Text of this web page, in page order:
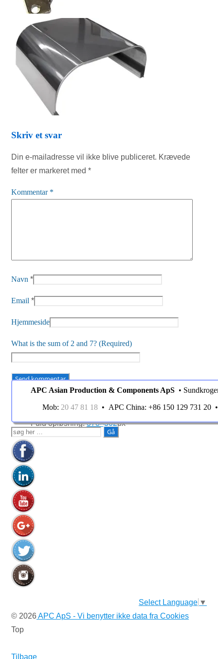
Skriv et svar
Din e-mailadresse vil ikke blive publiceret. Krævede
felter er markeret med *
Kommentar *
Navn *
Email *
Hjemmeside
What is the sum of 2 and 7? (Required)
Fuld opløsning:378×302px
APC Asian Production & Components ApS •
Mob: 20 47 81 18 • APC China: +86 150 129 731 20
Søg
efter:
Select Language ▼
© 2026APC ApS - Vi benytter ikke data fra Cookies
Top
Tilbage